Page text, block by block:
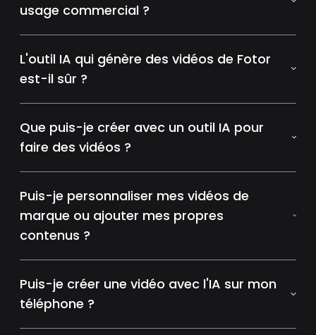
usage commercial ?
L'outil IA qui génère des vidéos de Fotor
est-il sûr ?
Que puis-je créer avec un outil IA pour
faire des vidéos ?
Puis-je personnaliser mes vidéos de
marque ou ajouter mes propres
contenus ?
Puis-je créer une vidéo avec l'IA sur mon
téléphone ?